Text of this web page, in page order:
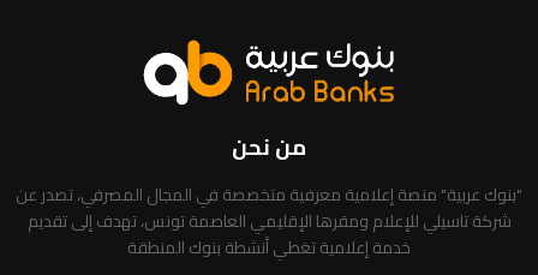
من نحن
"بنوك عربية" منصة إعلامية معرفية متخصصة في المجال المصرفي، تصدر عن
شركة تاسيلي للإعلام ومقرها الإقليمي العاصمة تونس، تهدف إلى تقديم
خدمة إعلامية تغطي أنشطة بنوك المنطقة